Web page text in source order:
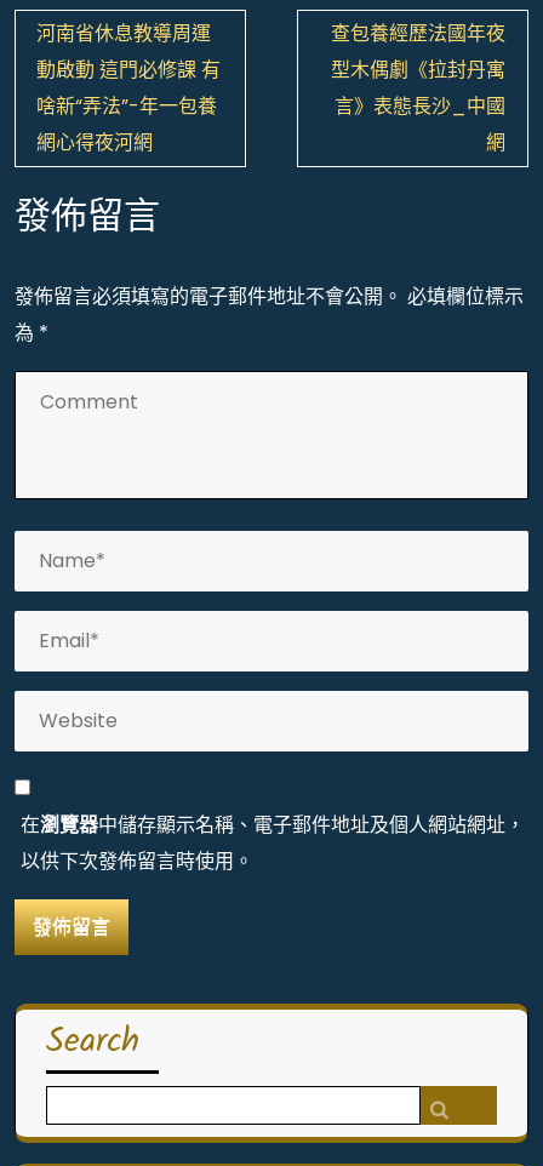
文
章
導
覽
河南省休息教導周運
動啟動 這門必修課 有
啥新“弄法”-年一包養
網心得夜河網
查包養經歷法國年夜
型木偶劇《拉封丹寓
言》表態長沙_中國
網
發佈留言
發佈留言必須填寫的電子郵件地址不會公開。 必填欄位標示
為 *
在瀏覽器中儲存顯示名稱、電子郵件地址及個人網站網址，
以供下次發佈留言時使用。
Search
for: